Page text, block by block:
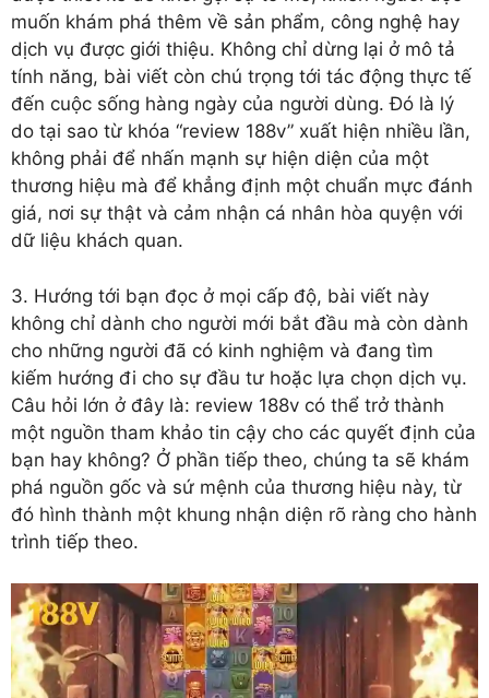
muốn khám phá thêm về sản phẩm, công nghệ hay
dịch vụ được giới thiệu. Không chỉ dừng lại ở mô tả
tính năng, bài viết còn chú trọng tới tác động thực tế
đến cuộc sống hàng ngày của người dùng. Đó là lý
do tại sao từ khóa “review 188v” xuất hiện nhiều lần,
không phải để nhấn mạnh sự hiện diện của một
thương hiệu mà để khẳng định một chuẩn mực đánh
giá, nơi sự thật và cảm nhận cá nhân hòa quyện với
dữ liệu khách quan.
3. Hướng tới bạn đọc ở mọi cấp độ, bài viết này
không chỉ dành cho người mới bắt đầu mà còn dành
cho những người đã có kinh nghiệm và đang tìm
kiếm hướng đi cho sự đầu tư hoặc lựa chọn dịch vụ.
Câu hỏi lớn ở đây là: review 188v có thể trở thành
một nguồn tham khảo tin cậy cho các quyết định của
bạn hay không? Ở phần tiếp theo, chúng ta sẽ khám
phá nguồn gốc và sứ mệnh của thương hiệu này, từ
đó hình thành một khung nhận diện rõ ràng cho hành
trình tiếp theo.